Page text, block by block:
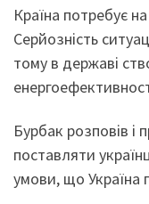
Країна потребує
Серйозність
тому в державі
Бурбак розповів і
поставляти
умови, що Україна